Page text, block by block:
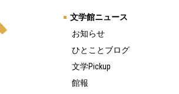
文学館ニュース
お知らせ
ひとことブログ
文学Pickup
館報